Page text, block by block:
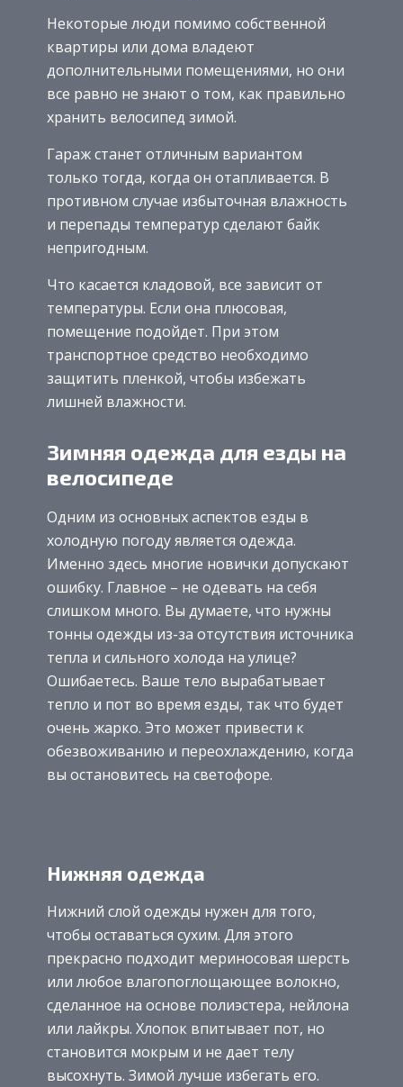
Некоторые люди помимо собственной
квартиры или дома владеют
дополнительными помещениями, но они
все равно не знают о том, как правильно
хранить велосипед зимой.
Гараж станет отличным вариантом
только тогда, когда он отапливается. В
противном случае избыточная влажность
и перепады температур сделают байк
непригодным.
Что касается кладовой, все зависит от
температуры. Если она плюсовая,
помещение подойдет. При этом
транспортное средство необходимо
защитить пленкой, чтобы избежать
лишней влажности.
Зимняя одежда для езды на
велосипеде
Одним из основных аспектов езды в
холодную погоду является одежда.
Именно здесь многие новички допускают
ошибку. Главное – не одевать на себя
слишком много. Вы думаете, что нужны
тонны одежды из-за отсутствия источника
тепла и сильного холода на улице?
Ошибаетесь. Ваше тело вырабатывает
тепло и пот во время езды, так что будет
очень жарко. Это может привести к
обезвоживанию и переохлаждению, когда
вы остановитесь на светофоре.
Нижняя одежда
Нижний слой одежды нужен для того,
чтобы оставаться сухим. Для этого
прекрасно подходит мериносовая шерсть
или любое влагопоглощающее волокно,
сделанное на основе полиэстера, нейлона
или лайкры. Хлопок впитывает пот, но
становится мокрым и не дает телу
высохнуть. Зимой лучше избегать его.